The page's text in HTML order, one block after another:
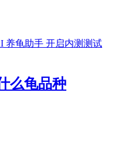
养龟助手 开启内测测试
么龟品种